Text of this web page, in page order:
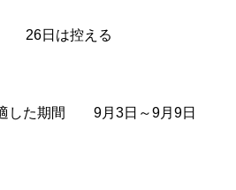
日は控える
した期間 9月3日～9月9日